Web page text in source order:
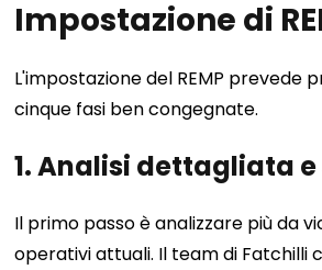
Impostazione di
L'impostazione del REMP prevede
cinque fasi ben congegnate.
1. Analisi dettagliata
Il primo passo è analizzare più da
operativi attuali. Il team di Fatchilli